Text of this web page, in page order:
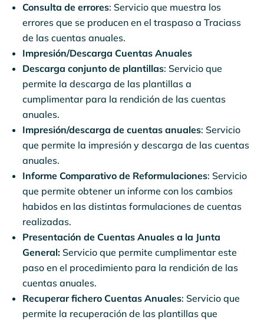
Consulta de errores: Servicio que muestra los
errores que se producen en el traspaso a Traciass
de las cuentas anuales.
Impresión/Descarga Cuentas Anuales
Descarga conjunto de plantillas: Servicio que
permite la descarga de las plantillas a
cumplimentar para la rendición de las cuentas
anuales.
Impresión/descarga de cuentas anuales: Servicio
que permite la impresión y descarga de las cuentas
anuales.
Informe Comparativo de Reformulaciones: Servicio
que permite obtener un informe con los cambios
habidos en las distintas formulaciones de cuentas
realizadas.
Presentación de Cuentas Anuales a la Junta
General: Servicio que permite cumplimentar este
paso en el procedimiento para la rendición de las
cuentas anuales.
Recuperar fichero Cuentas Anuales: Servicio que
permite la recuperación de las plantillas que